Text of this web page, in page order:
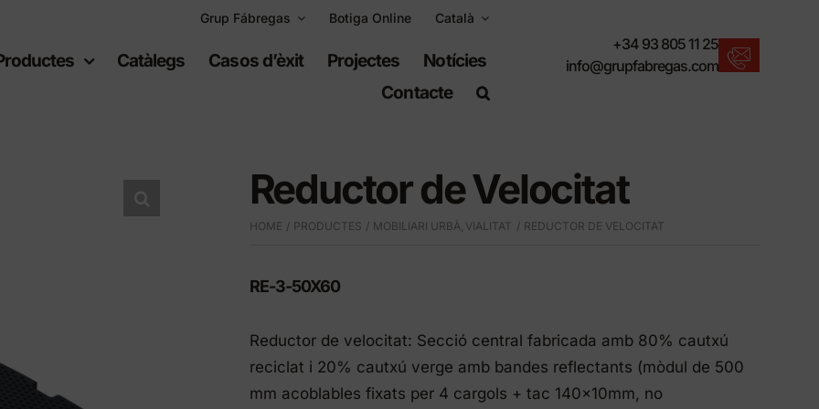
Grup Fábregas Botiga Online Català
de polietilè
recreatius
Jocs infantils
Equipament esportiu
Descarregar catàlegs
Cercador avançat
Una drecera per localitzar productes.
Catàlegs Casos d’èxit Projectes
Notícies
Contacte
+34 93 805 11 25
info@grupfabregas.com
Reductor de Velocitat
HOME PRODUCTES MOBILIARI URBÀ VIALITAT REDUCTOR DE VELOCITAT
RE-3-50X60
Reductor de velocitat: Secció central fabricada amb 80% cautxú
reciclat i 20% cautxú verge amb bandes reflectants (mòdul de 500
mm acoblables fixats per 4 cargols + tac 140x10mm, no